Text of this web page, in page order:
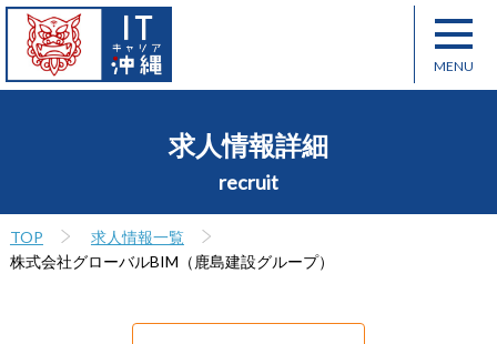
求人情報詳細
recruit
TOP
求人情報一覧
株式会社グローバルBIM（鹿島建設グループ）